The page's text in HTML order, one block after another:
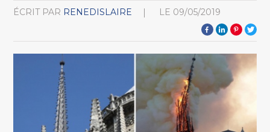
ÉCRIT PAR RENEDISLAIRE LE 09/05/2019